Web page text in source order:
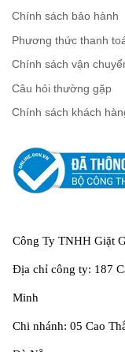
Chính sách bảo hành
Phương thức thanh
Chính sách vận
Câu hỏi thường gặp
Chính sách khách
Công Ty TNHH Giặt
Địa chỉ công ty: 187
Minh
Chi nhánh: 05 Cao